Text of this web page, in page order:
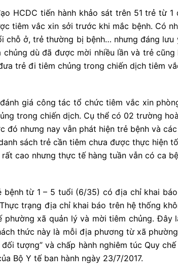
HCDC tiến hành khảo sát trên 51 trẻ từ
tiêm vắc xin sởi trước khi mắc bệnh. Có
ở, trẻ thường bị bệnh… nhưng đáng
dù đã được mời nhiều lần và trẻ
trẻ đi tiêm chủng trong chiến dịch tiêm
giá công tác tổ chức tiêm vắc xin
trong chiến dịch. Cụ thể có 02 trường
nhưng nay vẫn phát hiện trẻ bệnh và
sách trẻ cần tiêm chưa được thực hiện
cao nhưng thực tế hàng tuần vẫn có ca
bệnh từ 1 – 5 tuổi (6/35) có địa chỉ khai
trạng địa chỉ khai báo trên hệ thống
xã quản lý và mời tiêm chủng.
thức này là mỗi địa phương từ xã
tượng” và chấp hành nghiêm túc Quy
Bộ Y tế ban hành ngày 23/7/2017.